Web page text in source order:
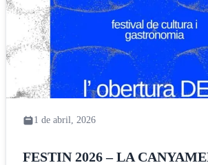
1 de abril, 2026
FESTIN 2026 – LA